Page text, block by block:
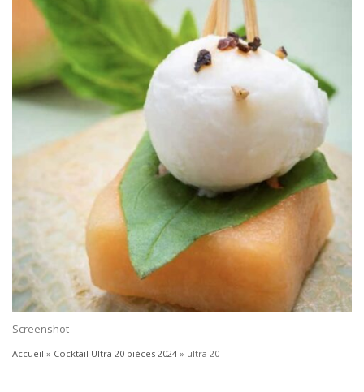
Screenshot
Accueil » Cocktail Ultra 20 pièces 2024 » ultra 20